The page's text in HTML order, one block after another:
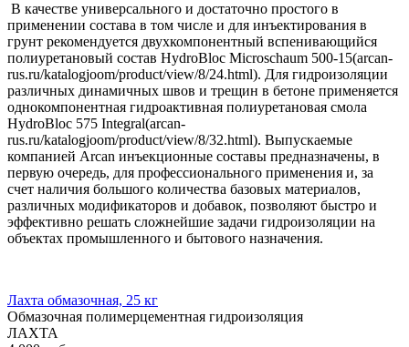
В качестве универсального и достаточно простого в
применении состава в том числе и для инъектирования в
грунт рекомендуется двухкомпонентный вспенивающийся
полиуретановый состав HydroBloc Microschaum 500-15(arcan-
rus.ru/katalogjoom/product/view/8/24.html). Для гидроизоляции
различных динамичных швов и трещин в бетоне применяется
однокомпонентная гидроактивная полиуретановая смола
HydroBloc 575 Integral(arcan-
rus.ru/katalogjoom/product/view/8/32.html). Выпускаемые
компанией Arcan инъекционные составы предназначены, в
первую очередь, для профессионального применения и, за
счет наличия большого количества базовых материалов,
различных модификаторов и добавок, позволяют быстро и
эффективно решать сложнейшие задачи гидроизоляции на
объектах промышленного и бытового назначения.
Лахта обмазочная, 25 кг
Обмазочная полимерцементная гидроизоляция
ЛАХТА